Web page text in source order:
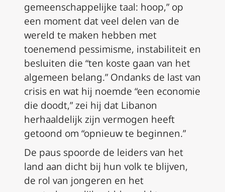
gemeenschappelijke taal: hoop,” op
een moment dat veel delen van de
wereld te maken hebben met
toenemend pessimisme, instabiliteit en
besluiten die “ten koste gaan van het
algemeen belang.” Ondanks de last van
crisis en wat hij noemde “een economie
die doodt,” zei hij dat Libanon
herhaaldelijk zijn vermogen heeft
getoond om “opnieuw te beginnen.”
De paus spoorde de leiders van het
land aan dicht bij hun volk te blijven,
de rol van jongeren en het